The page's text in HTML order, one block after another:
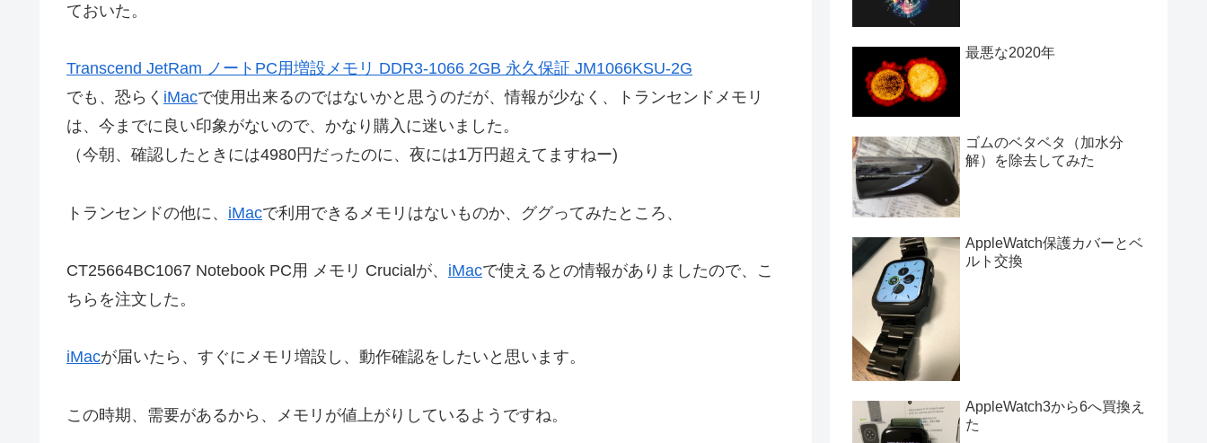
ておいた。
Transcend JetRam ノートPC用増設メモリ DDR3-1066 2GB 永久保証 JM1066KSU-2G
でも、恐らく iMacで使用出来るのではないかと思うのだが、情報が少なく、トランセンドメモリ
は、今までに良い印象がないので、かなり購入に迷いました。
（今朝、確認したときには4980円だったのに、夜には1万円超えてますねー)
トランセンドの他に、 iMacで利用できるメモリはないものか、ググってみたところ、
CT25664BC1067 Notebook PC用 メモリ Crucialが、 iMacで使えるとの情報がありましたので、こ
ちらを注文した。
iMacが届いたら、すぐにメモリ増設し、動作確認をしたいと思います。
この時期、需要があるから、メモリが値上がりしているようですね。
最悪な2020年
ゴムのベタベタ（加水分
解）を除去してみた
AppleWatch保護カバーとベ
ルト交換
AppleWatch3から6へ買換え
た